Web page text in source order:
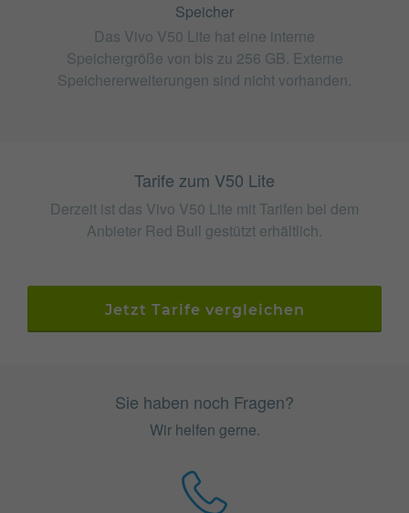
Speicher
Das Vivo V50 Lite hat eine interne
Speichergröße von bis zu 256 GB. Externe
Speichererweiterungen sind nicht vorhanden.
Tarife zum V50 Lite
Derzeit ist das Vivo V50 Lite mit Tarifen bei dem
Anbieter Red Bull gestützt erhältlich.
Jetzt Tarife vergleichen
Sie haben noch Fragen?
Wir helfen gerne.